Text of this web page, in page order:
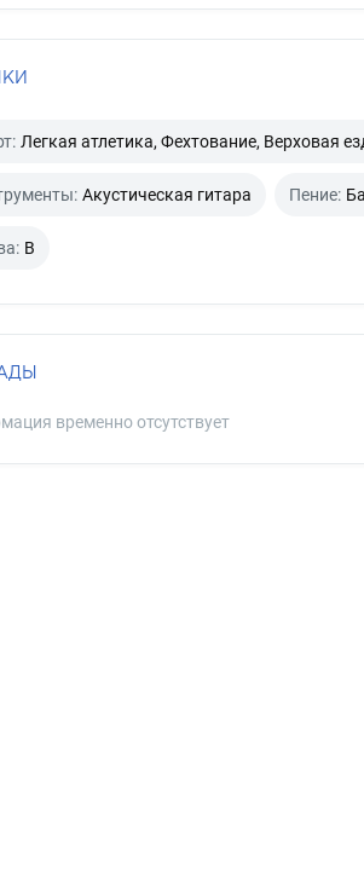
Легкая атлетика, Фехтование, Верховая
Акустическая гитара Пение:
B
временно отсутствует